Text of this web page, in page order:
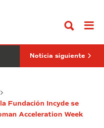
proyectos
incubados
Noticia siguiente
Fundación Incyde se
Acceleration Week
Incubator
alcanza